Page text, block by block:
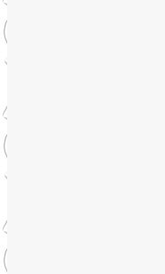
Гормон лептин
развитии ожирения и
существовании ученые
десятилетий, но
Хотя гормон лептин и
инсулин, но его
веществ чрезвычайно
поведения, такие как
обусловлены тем, что
неправильно. Сбои в
ухудшить работу
Гормон